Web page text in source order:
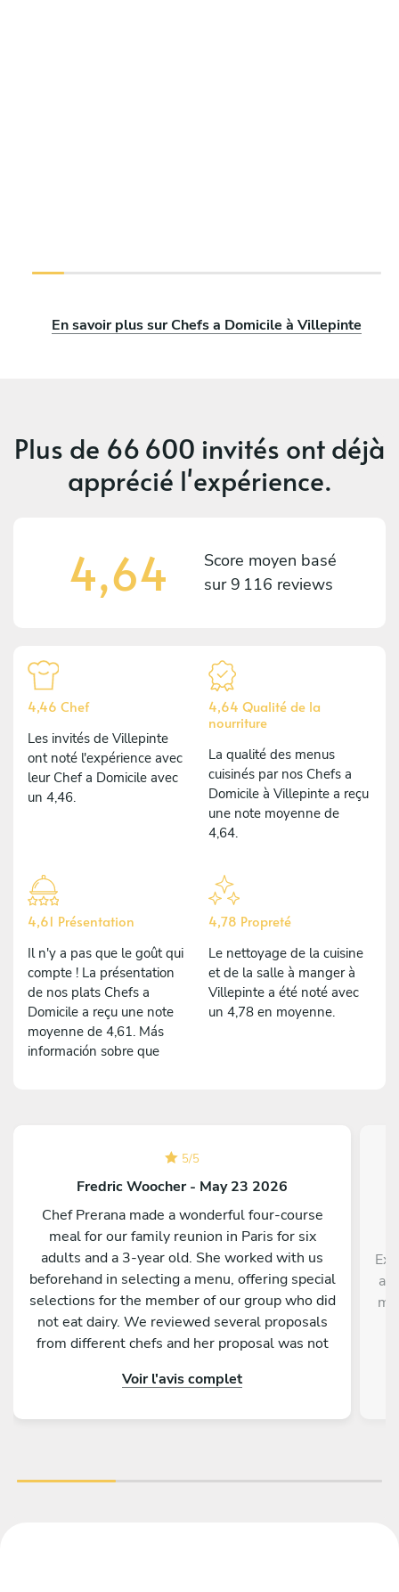
En savoir plus sur Chefs a Domicile à Villepinte
Plus de 66 600 invités ont déjà
apprécié l'expérience.
4,64
Score moyen basé
sur 9 116 reviews
4,46 Chef
Les invités de Villepinte
ont noté l'expérience avec
leur Chef a Domicile avec
un 4,46.
4,64 Qualité de la
nourriture
La qualité des menus
cuisinés par nos Chefs a
Domicile à Villepinte a reçu
une note moyenne de
4,64.
4,61 Présentation
Il n'y a pas que le goût qui
compte ! La présentation
de nos plats Chefs a
Domicile a reçu une note
moyenne de 4,61. Más
información sobre que
4,78 Propreté
Le nettoyage de la cuisine
et de la salle à manger à
Villepinte a été noté avec
un 4,78 en moyenne.
5/5
Fredric Woocher - May 23 2026
Chef Prerana made a wonderful four-course
meal for our family reunion in Paris for six
adults and a 3-year old. She worked with us
beforehand in selecting a menu, offering special
selections for the member of our group who did
not eat dairy. We reviewed several proposals
from different chefs and her proposal was not
she was the only one to include three different
Voir l'avis complet